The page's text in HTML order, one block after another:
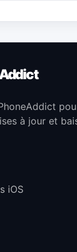
à jour et
iOS